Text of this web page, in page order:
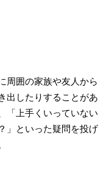
周囲の家族や友人から
出したりすることがあ
「上手くいっていない
」といった疑問を投げ